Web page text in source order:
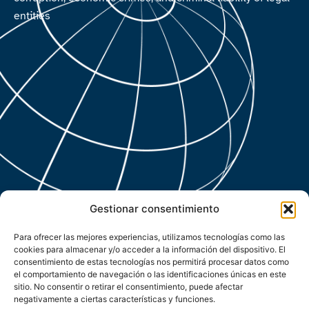
Gestionar consentimiento
Para ofrecer las mejores experiencias, utilizamos tecnologías como las
cookies para almacenar y/o acceder a la información del dispositivo. El
consentimiento de estas tecnologías nos permitirá procesar datos como
el comportamiento de navegación o las identificaciones únicas en este
sitio. No consentir o retirar el consentimiento, puede afectar
negativamente a ciertas características y funciones.
entities